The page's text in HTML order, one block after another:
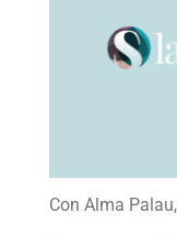
Con Alma